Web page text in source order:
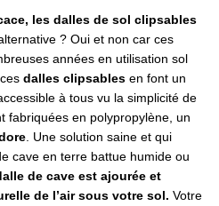
les dalles de sol clipsables
? Oui et non car ces
années en utilisation sol
dalles clipsablesen font un
à tous vu la simplicité de
fabriquées en polypropylène, un
. Une solution saine et qui
cave en terre battue humide ou
de cave est ajourée et
de l’air sous votre sol. Votre